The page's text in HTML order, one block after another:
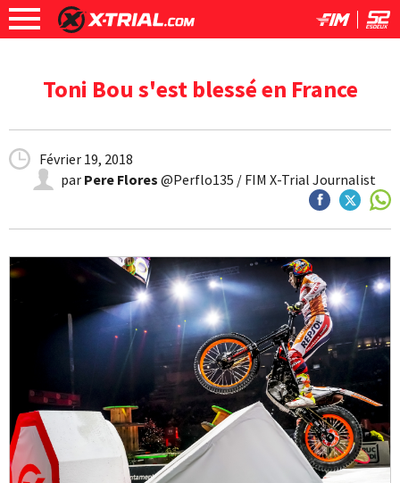
Toni Bou s'est blessé en France
Février 19, 2018
par Pere Flores @Perflo135 / FIM X-Trial Journalist